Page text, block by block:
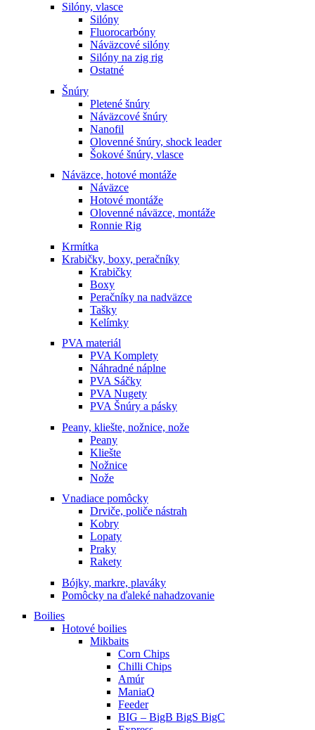
Silóny, vlasce
Silóny
Fluorocarbóny
Náväzcové silóny
Silóny na zig rig
Ostatné
Šnúry
Pletené šnúry
Náväzcové šnúry
Nanofil
Olovenné šnúry, shock leader
Šokové šnúry, vlasce
Náväzce, hotové montáže
Náväzce
Hotové montáže
Olovenné náväzce, montáže
Ronnie Rig
Krmítka
Krabičky, boxy, peračníky
Krabičky
Boxy
Peračníky na nadväzce
Tašky
Kelímky
PVA materiál
PVA Komplety
Náhradné náplne
PVA Sáčky
PVA Nugety
PVA Šnúry a pásky
Peany, kliešte, nožnice, nože
Peany
Kliešte
Nožnice
Nože
Vnadiace pomôcky
Drviče, poliče nástrah
Kobry
Lopaty
Praky
Rakety
Bójky, markre, plaváky
Pomôcky na ďaleké nahadzovanie
Boilies
Hotové boilies
Mikbaits
Corn Chips
Chilli Chips
Amúr
ManiaQ
Feeder
BIG – BigB BigS BigC